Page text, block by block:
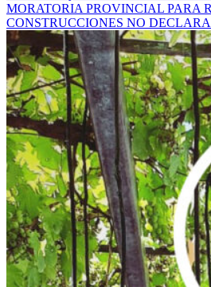
MORATORIA PROVINCIAL PARA
CONSTRUCCIONES NO